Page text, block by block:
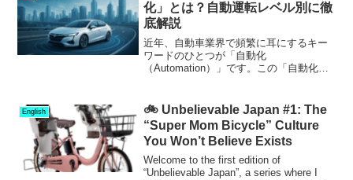
化」とは？自動運転レベル別に徹
底解説
近年、自動車業界で頻繁に耳にするキー
ワードのひとつが「自動化
（Automation）」です。この「自動化」
素であり、自動車の未来を左...
English
🚲 Unbelievable Japan #1: The
“Super Mom Bicycle” Culture
You Won’t Believe Exists
Welcome to the first edition of
“Unbelievable Japan”, a series where I